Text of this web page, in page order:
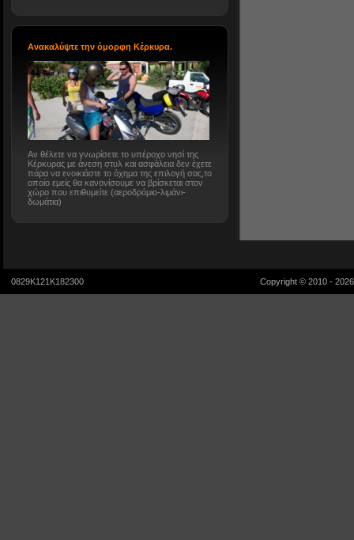
Ανακαλύψτε την όμορφη Κέρκυρα.
Αν θέλετε να γνωρίσετε το υπέροχο νησί της
Κέρκυρας με άνεση στυλ και ασφάλεια δεν έχετε
πάρα να ενοικιάστε το όχημα της επιλογή σας,το
οποίο εμείς θα κανονίσουμε να βρίσκεται στον
χώρο που επιθυμείτε (αεροδρόμιο-λιμάνι-
δωμάτια)
0829K121K182300 Copyright © 2010 -